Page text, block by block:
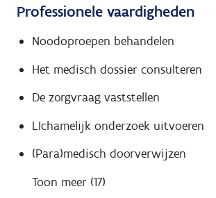
Professionele vaardigheden
Noodoproepen behandelen
Het medisch dossier consulteren
De zorgvraag vaststellen
LIchamelijk onderzoek uitvoeren
(Para)medisch doorverwijzen
Toon meer (17)